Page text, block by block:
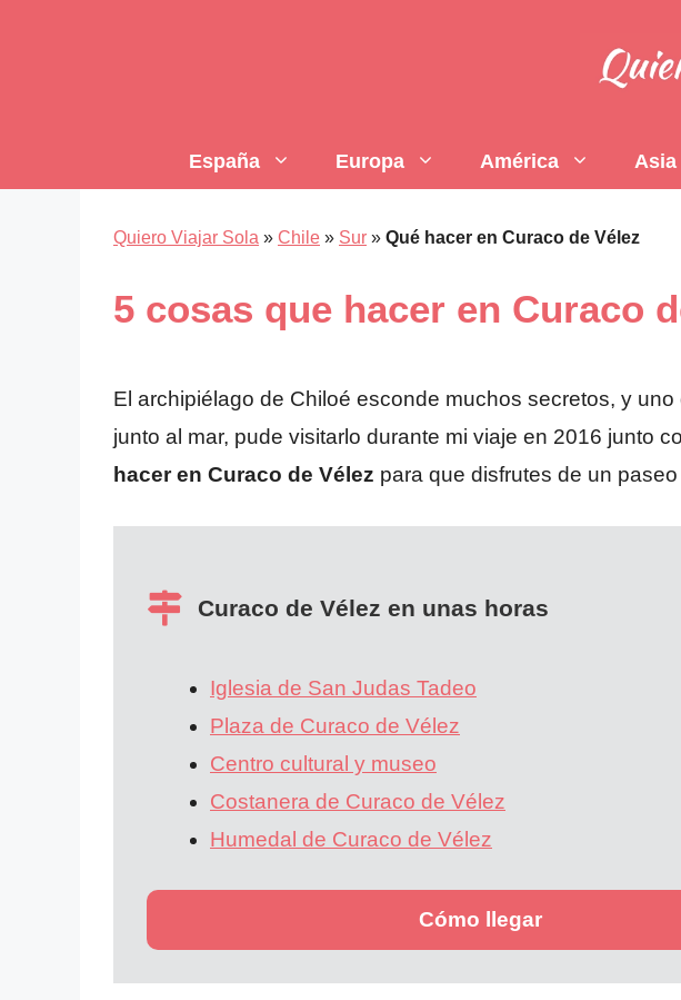
España Europa América
Quiero Viajar Sola » Chile » Sur » Qué hacer en Curaco de Vélez
5 cosas que hacer en Curaco
El archipiélago de Chiloé esconde muchos secretos, y
junto al mar, pude visitarlo durante mi viaje en 2016 junto
hacer en Curaco de Vélez para que disfrutes de un
Curaco de Vélez en unas horas
Iglesia de San Judas Tadeo
Plaza de Curaco de Vélez
Centro cultural y museo
Costanera de Curaco de Vélez
Humedal de Curaco de Vélez
Cómo llegar